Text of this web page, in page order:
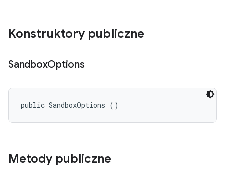
Konstruktory publiczne
SandboxOptions
public SandboxOptions ()
Metody publiczne